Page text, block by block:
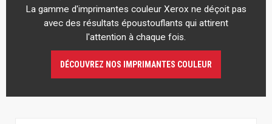
La gamme d'imprimantes couleur Xerox ne déçoit pas
avec des résultats époustouflants qui attirent
l'attention à chaque fois.
DÉCOUVREZ NOS IMPRIMANTES COULEUR